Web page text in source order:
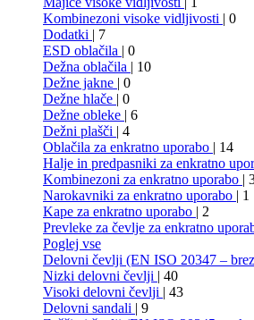
Kombinezoni visoke vidljivosti | 0
Dodatki | 7
ESD oblačila | 0
Dežna oblačila | 10
Dežne jakne | 0
Dežne hlače | 0
Dežne obleke | 6
Dežni plašči | 4
Oblačila za enkratno uporabo | 14
Halje in predpasniki za enkratno
Kombinezoni za enkratno uporabo |
Narokavniki za enkratno uporabo | 1
Kape za enkratno uporabo | 2
Prevleke za čevlje za enkratno
Poglej vse
Delovni čevlji (EN ISO 20347 –
Nizki delovni čevlji | 40
Visoki delovni čevlji | 43
Delovni sandali | 9